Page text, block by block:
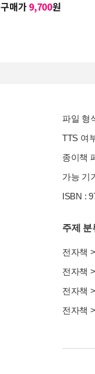
구매가 9,700원
파일 형
TTS 여
종이책
가능 기
ISBN :
주제 분
전자책
전자책
전자책
전자책